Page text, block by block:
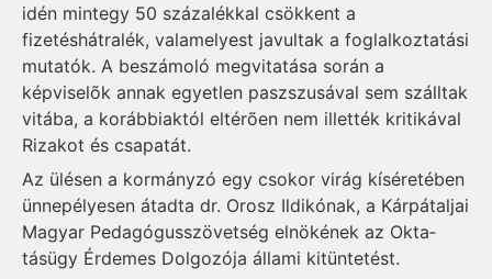
idén mintegy 50 százalékkal csökkent a
fizetéshátralék, valamelyest javultak a foglalkoztatási
mutatók. A beszámoló megvitatása során a
képviselõk annak egyetlen pasz­szu­sával sem szálltak
vitába, a ko­rábbiaktól eltérõen nem illették kritikával
Rizakot és csapatát.
Az ülésen a kormányzó egy csokor virág kíséretében
ünne­pé­lyesen átadta dr. Orosz Ildikónak, a Kárpátaljai
Magyar Peda­gó­gus­szövetség elnökének az Okta­
tásügy Érdemes Dolgozója állami kitüntetést.